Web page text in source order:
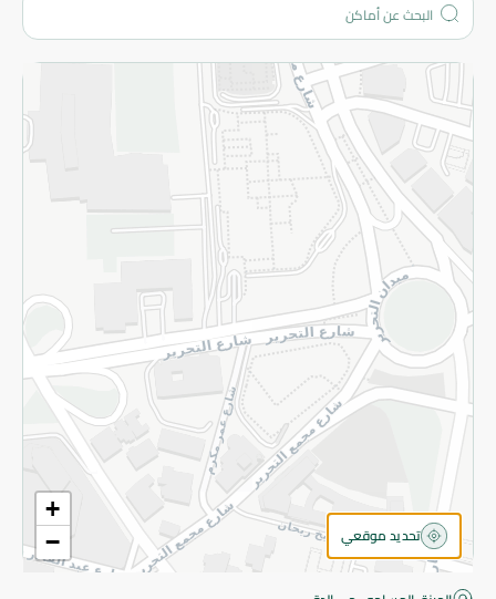
+
−
تحديد موقعي
المزيد
الاسترجاع
سياسة الاستخدام
سياسة الخصوصية
قم بالتسجيل للنشرة
©2026 - Spinneys | جميع الحقوق محفوظة
اقتربت! أضف 100 جنيه للمتابعة إلى الدفع.